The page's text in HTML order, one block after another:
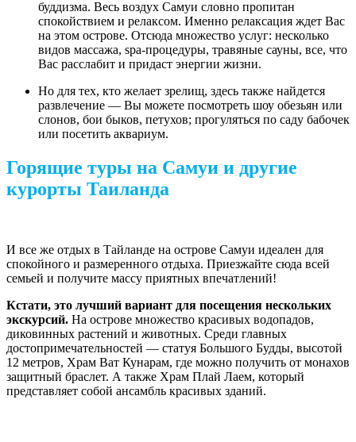
буддизма. Весь воздух Самуи словно пропитан
спокойствием и релаксом. Именно релаксация ждет Вас
на этом острове. Отсюда множество услуг: несколько
видов массажа, spa-процедуры, травяные сауны, все, что
Вас расслабит и придаст энергии жизни.
Но для тех, кто желает зрелищ, здесь также найдется
развлечение — Вы можете посмотреть шоу обезьян или
слонов, бои быков, петухов; прогуляться по саду бабочек
или посетить аквариум.
Горящие туры на Самуи и другие
курорты Таиланда
И все же отдых в Тайланде на острове Самуи идеален для
спокойного и размеренного отдыха. Приезжайте сюда всей
семьей и получите массу приятных впечатлений!
Кстати, это лучший вариант для посещения нескольких
экскурсий. На острове множество красивых водопадов,
диковинных растений и животных. Среди главных
достопримечательностей — статуя Большого Будды, высотой
12 метров, Храм Ват Кунарам, где можно получить от монахов
защитный браслет. А также Храм Плай Лаем, который
представляет собой ансамбль красивых зданий.